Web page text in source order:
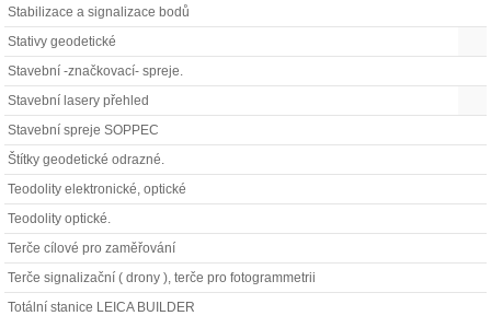
Stabilizace a signalizace bodů
Stativy geodetické
Stavební -značkovací- spreje.
Stavební lasery přehled
Stavební spreje SOPPEC
Štítky geodetické odrazné.
Teodolity elektronické, optické
Teodolity optické.
Terče cílové pro zaměřování
Terče signalizační ( drony ), terče pro fotogrammetrii
Totální stanice LEICA BUILDER